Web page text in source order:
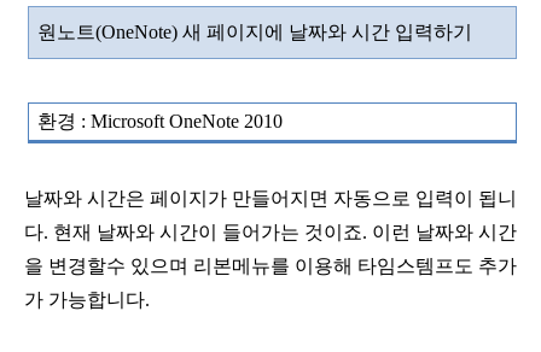
원노트(OneNote) 새 페이지에 날짜와 시간 입력하기
환경 : Microsoft OneNote 2010
날짜와 시간은 페이지가 만들어지면 자동으로 입력이 됩니
다. 현재 날짜와 시간이 들어가는 것이죠. 이런 날짜와 시간
을 변경할수 있으며 리본메뉴를 이용해 타임스템프도 추가
가 가능합니다.